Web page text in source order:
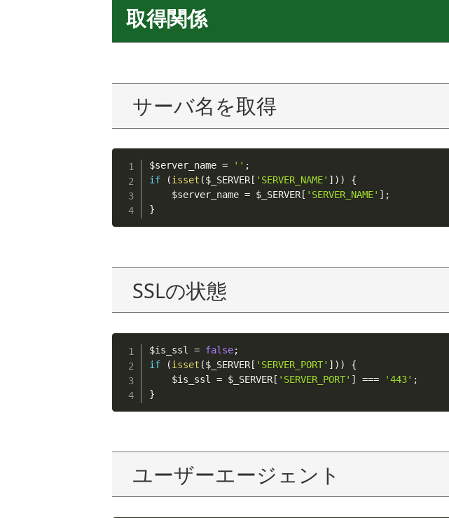
取得関係
サーバ名を取得
$server_name = '' ;
if
(isset ($_SERVER[ 'SERVER_NAME' ] ) )
{
$server_name = $_SERVER[ 'SERVER_NAME' ] ;
}
SSLの状態
$is_ssl = false;
if
(isset ($_SERVER[ 'SERVER_PORT' ] ) )
{
$is_ssl
= $_SERVER[ 'SERVER_PORT' ] === '443' ;
}
ユーザーエージェント